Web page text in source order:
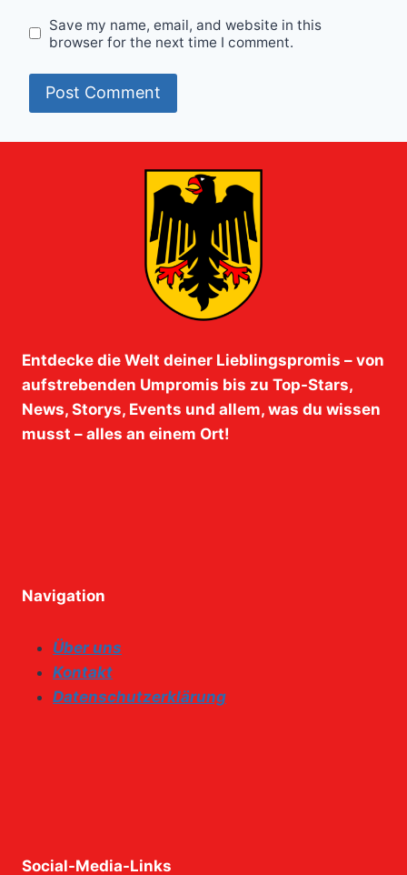
Save my name, email, and website in this
browser for the next time I comment.
Entdecke die Welt deiner Lieblingspromis – von
aufstrebenden Umpromis bis zu Top-Stars,
News, Storys, Events und allem, was du wissen
musst – alles an einem Ort!
Navigation
Über uns
Kontakt
Datenschutzerklärung
Social-Media-Links